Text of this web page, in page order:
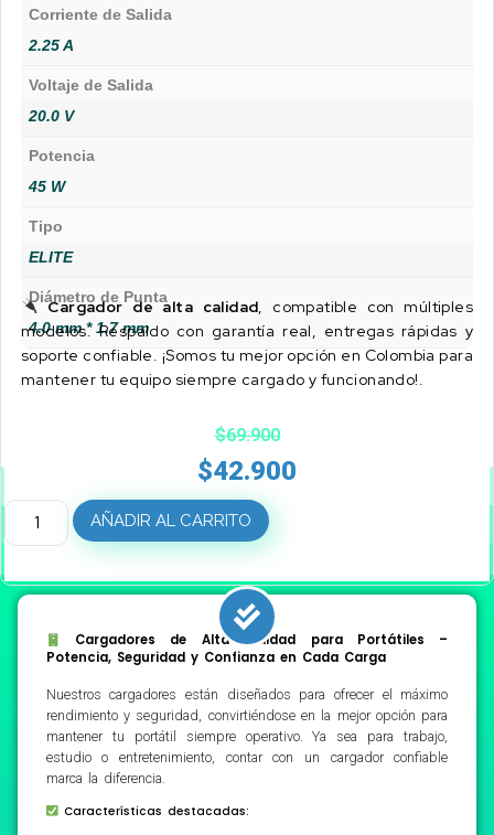
Corriente de Salida
2.25 A
Voltaje de Salida
20.0 V
Potencia
45 W
Tipo
ELITE
Diámetro de Punta
4.0 mm * 1.7 mm
Cargador de alta calidad, compatible con múltiples
modelos. Respaldo con garantía real, entregas rápidas y
soporte confiable. ¡Somos tu mejor opción en Colombia para
mantener tu equipo siempre cargado y funcionando!.
$69.900
$42.900
AÑADIR AL CARRITO
Cargadores de Alta Calidad para Portátiles –
Potencia, Seguridad y Confianza en Cada Carga
Nuestros cargadores están diseñados para ofrecer el máximo
rendimiento y seguridad, convirtiéndose en la mejor opción para
mantener tu portátil siempre operativo. Ya sea para trabajo,
estudio o entretenimiento, contar con un cargador confiable
marca la diferencia.
Características destacadas: